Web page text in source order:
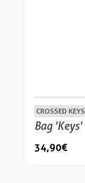
CROSSED KEYS
Bag 'Keys'
34,90 €